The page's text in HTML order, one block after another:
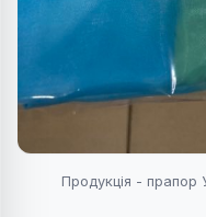
Продукція -